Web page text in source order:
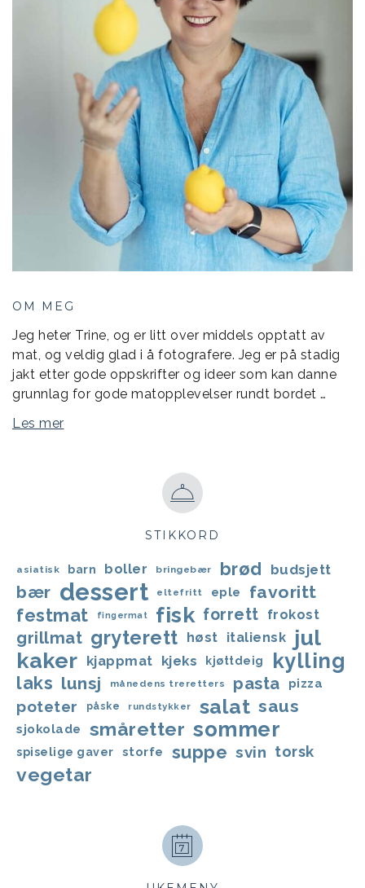
OM MEG
Jeg heter Trine, og er litt over middels opptatt av
mat, og veldig glad i å fotografere. Jeg er på stadig
jakt etter gode oppskrifter og ideer som kan danne
grunnlag for gode matopplevelser rundt bordet …
Les mer
STIKKORD
asiatisk barn boller bringebær brød budsjett
bær dessert eltefritt eple favoritt
festmat fingermat fisk forrett frokost
grillmat gryterett høst italiensk
jul
kaker kjappmat kjeks kjøttdeig kylling
laks lunsj månedens treretters pasta pizza
poteter påske rundstykker salat saus
sjokolade småretter sommer
spiselige gaver storfe suppe svin torsk
vegetar